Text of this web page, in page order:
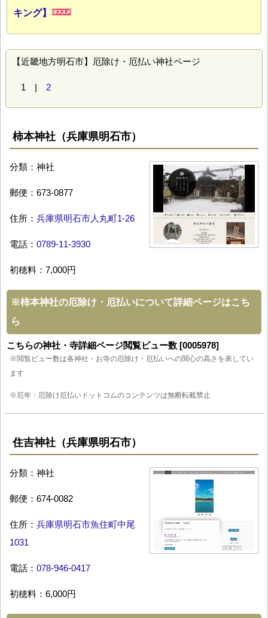
キング】
【近畿地方明石市】厄除け・厄払い神社ページ
1 | 2
柿本神社（兵庫県明石市）
分類：神社
郵便：673-0877
住所： 兵庫県明石市人丸町1-26
電話： 0789-11-3930
初穂料：7,000円
※柿本神社の厄除け・厄払いについて詳細ページはこち
ら
こちらの神社・寺詳細ページ閲覧ビュー数 [0005978]
※閲覧ビュー数は各神社・お寺の厄除け・厄払いへの関心の高さを表してい
ます
※厄年・厄除け厄払いドットコムのコンテンツは無断転載禁止
住吉神社（兵庫県明石市）
分類：神社
郵便：674-0082
住所： 兵庫県明石市魚住町中尾
1031
電話： 078-946-0417
初穂料：6,000円